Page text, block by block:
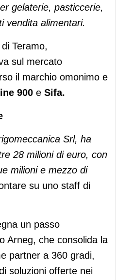
gelaterie, pasticcerie,
vendita alimentari.
Teramo,
sul mercato
il marchio omonimo e
900 e Sifa.
Srl, ha
28 milioni di euro, con
milioni e mezzo di
su uno staff di
un passo
Arneg, che consolida la
partner a 360 gradi,
soluzioni offerte nei